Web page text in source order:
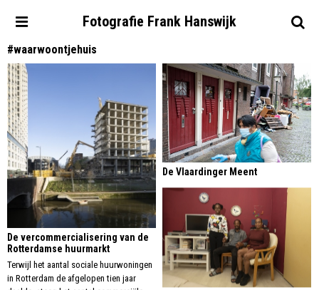
Fotografie Frank Hanswijk
#waarwoontjehuis
De vercommercialisering van de
Rotterdamse huurmarkt
Terwijl het aantal sociale huurwoningen
in Rotterdam de afgelopen tien jaar
De Vlaardinger Meent